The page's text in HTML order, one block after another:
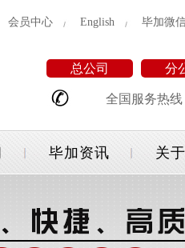
会员中心 English 毕加微
分
总公司
全国服务热线
毕加资讯 关